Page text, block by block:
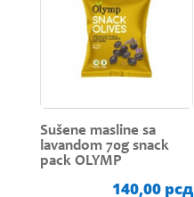
Sušene masline sa
lavandom 70g snack
pack OLYMP
140,00 рсд